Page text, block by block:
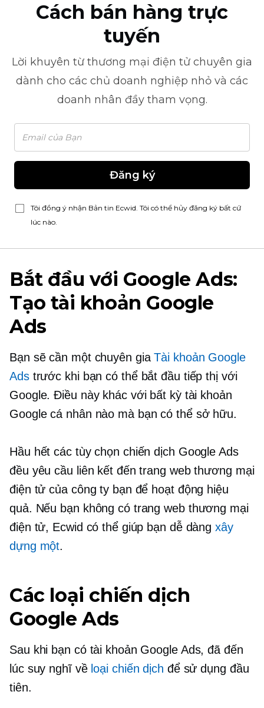
Cách bán hàng trực
tuyến
Lời khuyên từ thương mại điện tử chuyên gia
dành cho các chủ doanh nghiệp nhỏ và các
doanh nhân đầy tham vọng.
Đăng ký
Tôi đồng ý nhận Bản tin Ecwid. Tôi có thể hủy đăng ký bất cứ
lúc nào.
Bắt đầu với Google Ads:
Tạo tài khoản Google
Ads
Bạn sẽ cần một chuyên giaTài khoản Google
Adstrước khi bạn có thể bắt đầu tiếp thị với
Google. Điều này khác với bất kỳ tài khoản
Google cá nhân nào mà bạn có thể sở hữu.
Hầu hết các tùy chọn chiến dịch Google Ads
đều yêu cầu liên kết đến trang web thương mại
điện tử của công ty bạn để hoạt động hiệu
quả. Nếu bạn không có trang web thương mại
điện tử, Ecwid có thể giúp bạn dễ dàngxây
dựng một.
Các loại chiến dịch
Google Ads
Sau khi bạn có tài khoản Google Ads, đã đến
lúc suy nghĩ về loại chiến dịch để sử dụng đầu
tiên.